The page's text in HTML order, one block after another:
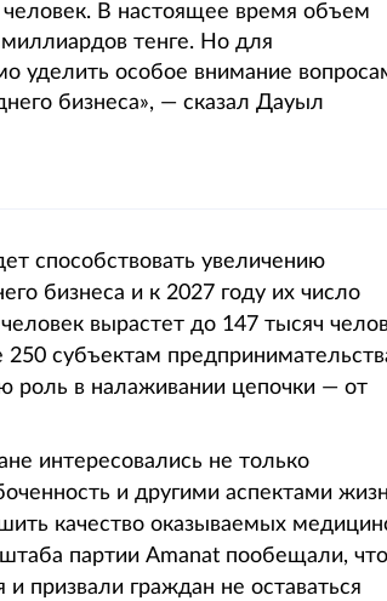
В настоящее время объем
тенге. Но для
уделить особое внимание
бизнеса», — сказал Дауыл
способствовать увеличению
бизнеса и к 2027 году их число
вырастет до 147 тысяч
субъектам
роль в налаживании цепочки — от
интересовались не только
и другими аспектами
качество оказываемых
партии Amanat пообещали,
призвали граждан не оставаться